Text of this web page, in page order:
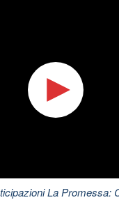
La Promessa: